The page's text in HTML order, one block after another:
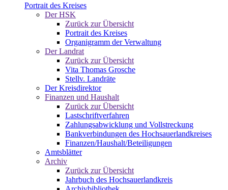
Portrait des Kreises
Der HSK
Zurück zur Übersicht
Portrait des Kreises
Organigramm der Verwaltung
Der Landrat
Zurück zur Übersicht
Vita Thomas Grosche
Stellv. Landräte
Der Kreisdirektor
Finanzen und Haushalt
Zurück zur Übersicht
Lastschriftverfahren
Zahlungsabwicklung und Vollstreckung
Bankverbindungen des Hochsauerlandkreises
Finanzen/Haushalt/Beteiligungen
Amtsblätter
Archiv
Zurück zur Übersicht
Jahrbuch des Hochsauerlandkreis